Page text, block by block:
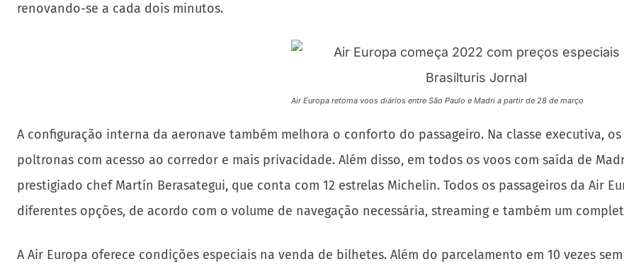
renovando-se a cada dois minutos.
Air Europa retoma voos diários entre São Paulo e Madri a partir de 28 de março
A configuração interna da aeronave também melhora o conforto do passageiro. Na classe executiva,
poltronas com acesso ao corredor e mais privacidade. Além disso, em todos os voos com saída de
prestigiado chef Martín Berasategui, que conta com 12 estrelas Michelin. Todos os passageiros da Air
diferentes opções, de acordo com o volume de navegação necessária, streaming e também um
A Air Europa oferece condições especiais na venda de bilhetes. Além do parcelamento em 10 vezes